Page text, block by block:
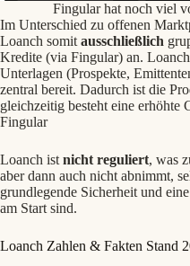
Fingular hat noch viel
Im Unterschied zu offenen
Loanch somit ausschließlich
Kredite (via Fingular) an.
Unterlagen (Prospekte,
zentral bereit. Dadurch ist die
gleichzeitig besteht eine erhöhte
Fingular
Loanch ist nicht reguliert, was
aber dann auch nicht abnimmt,
grundlegende Sicherheit und
am Start sind.
Loanch Zahlen & Fakten Stand